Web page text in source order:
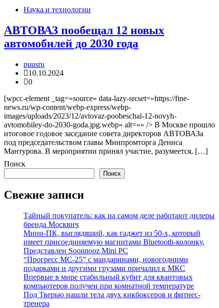
Наука и технологии
АВТОВАЗ пообещал 12 новых
автомобилей до 2030 года
puusru
10.10.2024
0
[wpcc-element _tag=»source» data-lazy-srcset=»https://fine-
news.ru/wp-content/webp-express/webp-
images/uploads/2023/12/avtovaz-poobeschal-12-novyh-
avtomobiley-do-2030-goda.jpg.webp» alt=»» /> В Москве прошло
итоговое годовое заседание совета директоров АВТОВАЗа
под председательством главы Минпромторга Дениса
Мантурова. В мероприятии принял участие, разумеется, […]
Поиск
Поиск
Свежие записи
Тайный покупатель: как на самом деле работают дилеры
бренда Москвич
Мини-ПК, выглядящий, как гаджет из 50-х, который
имеет присоединяемую магнитами Bluetooth-колонку.
Представлен Soonnooz Mini PC
“Прогресс МС-25” с мандаринами, новогодними
подарками и другими грузами причалил к МКС
Впервые в мире стабильный кубит для квантовых
компьютеров получен при комнатной температуре
Под Тверью нашли тела двух кикбоксеров и фитнес-
тренера